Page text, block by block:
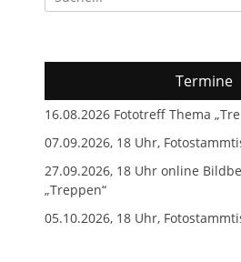
nach:
Termine
16.08.2026 Fototreff Thema
07.09.2026, 18 Uhr,
27.09.2026, 18 Uhr online
„Treppen“
05.10.2026, 18 Uhr,